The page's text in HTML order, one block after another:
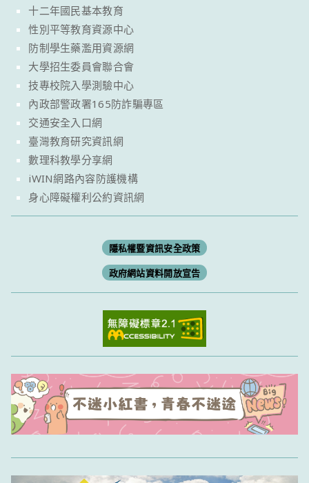
十二年國民基本教育
性別平等教育資源中心
防制學生藥濫用資源網
大學招生委員會聯合會
技專校院入學測驗中心
內政部警政署165防詐騙專區
交通安全入口網
臺灣教育研究資訊網
數理科教學分享網
iWIN網路內容防護機構
身心障礙權利公約資訊網
隱私權暨資訊安全政策
政府網站資料開放宣告